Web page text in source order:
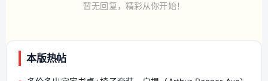
暂无回复，精彩从你开始！
本版热帖